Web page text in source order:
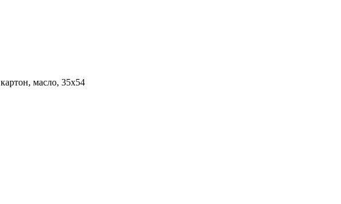
картон, масло, 35х54